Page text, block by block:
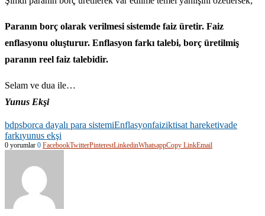
Paranın borç olarak verilmesi sistemde faiz üretir. Faiz
enflasyonu oluşturur. Enflasyon farkı talebi, borç üretilmiş
paranın reel faiz talebidir.
Selam ve dua ile…
Yunus Ekşi
bdpsborca dayalı para sistemiEnflasyonfaiziktisat hareketivade
farkıyunus ekşi
0 yorumlar 0 FacebookTwitterPinterestLinkedinWhatsappCopy LinkEmail